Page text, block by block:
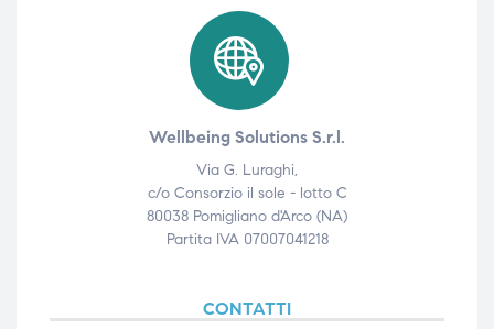
Wellbeing Solutions S.r.l.
Via G. Luraghi,
c/o Consorzio il sole - lotto C
80038 Pomigliano d'Arco (NA)
Partita IVA 07007041218
CONTATTI